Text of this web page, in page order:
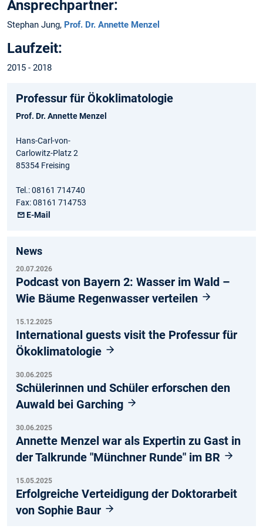
Ansprechpartner:
Stephan Jung, Prof. Dr. Annette Menzel
Laufzeit:
2015 - 2018
Professur für Ökoklimatologie
Prof. Dr. Annette Menzel
Hans-Carl-von-
Carlowitz-Platz 2
85354 Freising
Tel.: 08161 714740
Fax: 08161 714753
E-Mail
News
20.07.2026
Podcast von Bayern 2: Wasser im Wald –
Wie Bäume Regenwasser verteilen
15.12.2025
International guests visit the Professur für
Ökoklimatologie
30.06.2025
Schülerinnen und Schüler erforschen den
Auwald bei Garching
30.06.2025
Annette Menzel war als Expertin zu Gast in
der Talkrunde "Münchner Runde" im BR
15.05.2025
Erfolgreiche Verteidigung der Doktorarbeit
von Sophie Baur